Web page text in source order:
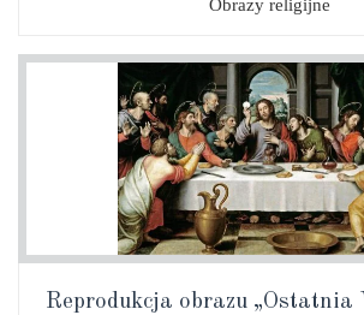
Obrazy religijne
Reprodukcja obrazu „Ostatnia